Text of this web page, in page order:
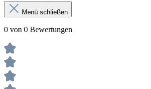
Menü schließen
0 von 0 Bewertungen